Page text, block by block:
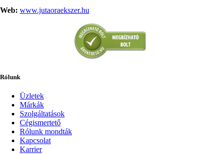
Web: www.jutaoraekszer.hu
Rólunk
Üzletek
Márkák
Szolgáltatások
Cégismertető
Rólunk mondták
Kapcsolat
Karrier